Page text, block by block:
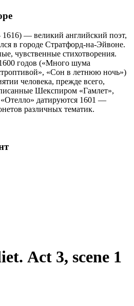
— великий английский поэт,
в городе Стратфорд-на-Эйвоне.
чувственные стихотворения.
годов («Много шума
«Сон в летнюю ночь»)
человека, прежде всего,
Шекспиром «Гамлет»,
датируются 1601 —
различных тематик.
Act 3, scene 1